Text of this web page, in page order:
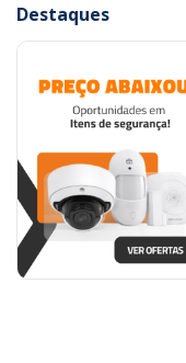
Destaques